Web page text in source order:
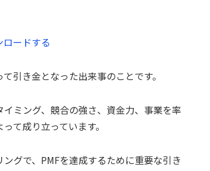
ードする
引き金となった出来事のことです。
ミング、競合の強さ、資金力、事業を率
て成り立っています。
グで、PMFを達成するために重要な引き